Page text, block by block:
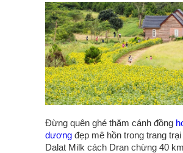
Đừng quên ghé thăm cánh đồng
dương đẹp mê hồn trong trang
Dalat Milk cách Dran chừng 40